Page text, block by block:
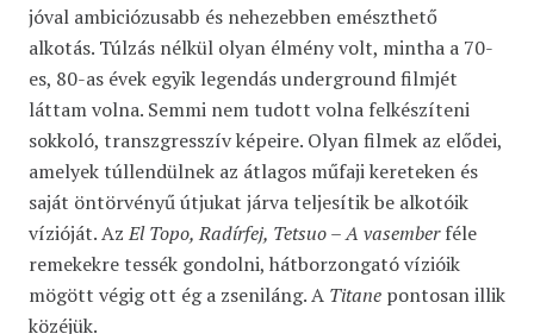
jóval ambiciózusabb és nehezebben emészthető
alkotás. Túlzás nélkül olyan élmény volt, mintha a 70-
es, 80-as évek egyik legendás underground filmjét
láttam volna. Semmi nem tudott volna felkészíteni
sokkoló, transzgresszív képeire. Olyan filmek az elődei,
amelyek túllendülnek az átlagos műfaji kereteken és
saját öntörvényű útjukat járva teljesítik be alkotóik
vízióját. AzEl Topo, Radírfej, Tetsuo – A vasemberféle
remekekre tessék gondolni, hátborzongató vízióik
mögött végig ott ég a zseniláng. A Titane pontosan illik
közéjük.